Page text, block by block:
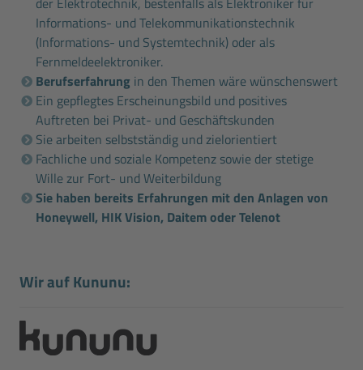
Informations- und Telekommunikationstechnik
(Informations- und Systemtechnik) oder als
Fernmeldeelektroniker.
Berufserfahrung in den Themen wäre wünschenswert
Ein gepflegtes Erscheinungsbild und positives
Auftreten bei Privat- und Geschäftskunden
Sie arbeiten selbstständig und zielorientiert
Fachliche und soziale Kompetenz sowie der stetige
Wille zur Fort- und Weiterbildung
Sie haben bereits Erfahrungen mit den Anlagen von
Honeywell, HIK Vision, Daitem oder Telenot
Wir auf Kununu: